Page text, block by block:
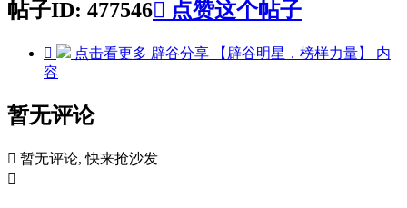
帖子ID: 477546 点赞这个帖子
 点击看更多 辟谷分享 【辟谷明星，榜样力量】
内
容
暂无评论
 暂无评论, 快来抢沙发
